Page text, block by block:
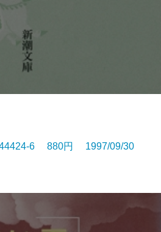
6 880円 1997/09/30